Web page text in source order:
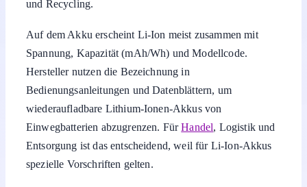
und Recycling.
Auf dem Akku erscheint Li-Ion meist zusammen mit
Spannung, Kapazität (mAh/Wh) und Modellcode.
Hersteller nutzen die Bezeichnung in
Bedienungsanleitungen und Datenblättern, um
wiederaufladbare Lithium-Ionen-Akkus von
Einwegbatterien abzugrenzen. FürHandel, Logistik und
Entsorgung ist das entscheidend, weil für Li-Ion-Akkus
spezielle Vorschriften gelten.